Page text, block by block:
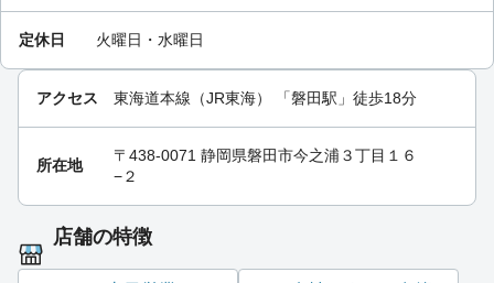
定休日 火曜日・水曜日
アクセス 東海道本線（JR東海） 「磐田駅 」徒歩18分
所在地
〒438-0071 静岡県磐田市今之浦３丁目１６
−２
店舗の特徴